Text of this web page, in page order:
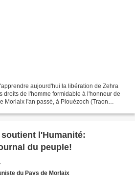
aujourd'hui la libération de Zehra
droits de l'homme formidable à l'honneur de
Morlaix l'an passé, à Plouézoch (Traon
l'Humanité:
du peuple!
du Pays de Morlaix